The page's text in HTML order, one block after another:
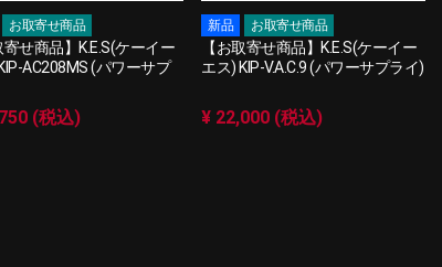
お取寄せ商品
寄せ商品】K.E.S(ケーイー
AC208MS (パワーサプ
(税込)
新品 お取寄せ商品
【お取寄せ商品】K.E.S(ケーイー
エス) KIP-V.A.C.9 (パワーサプライ)
¥ 22,000 (税込)